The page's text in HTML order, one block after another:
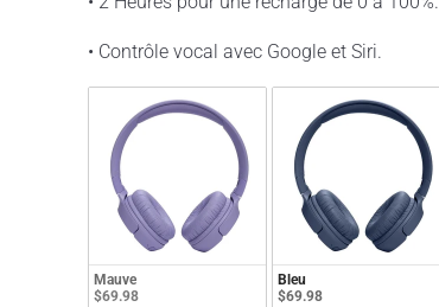
• Contrôle vocal avec Google et Siri.
Mauve
$69.98
Bleu
$69.98